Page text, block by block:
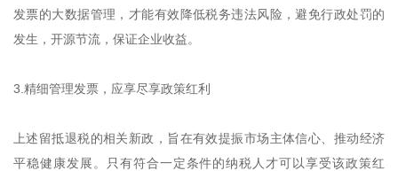
发票的大数据管理，才能有效降低税务违法风险，避免行政处罚的
发生，开源节流，保证企业收益。
3.精细管理发票，应享尽享政策红利
上述留抵退税的相关新政，旨在有效提振市场主体信心、推动经济
平稳健康发展。只有符合一定条件的纳税人才可以享受该政策红